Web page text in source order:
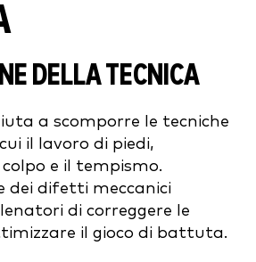
DELLA TECNICA
a scomporre le tecniche
il lavoro di piedi,
colpo e il tempismo.
dei difetti meccanici
di correggere le
il gioco di battuta.